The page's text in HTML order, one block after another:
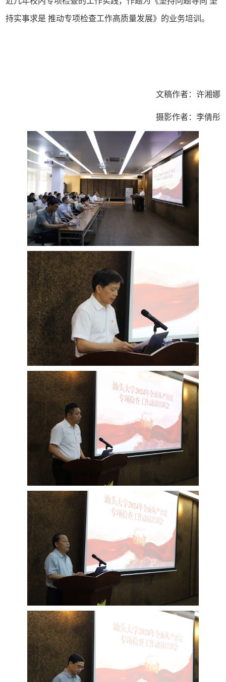
持实事求是 推动专项检查工作高质量发展》的业务培训。
文稿作者：许湘娜
摄影作者：李倩彤